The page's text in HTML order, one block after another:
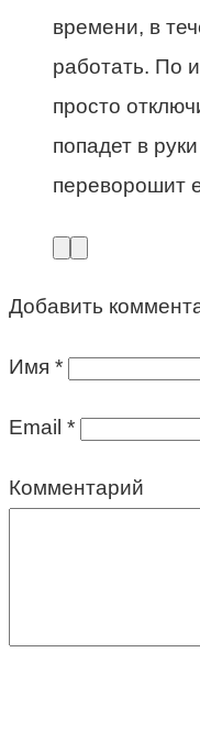
времени, в
работать. По
просто
попадет в
переворошит
Добавить
Имя *
Email *
Комментарий